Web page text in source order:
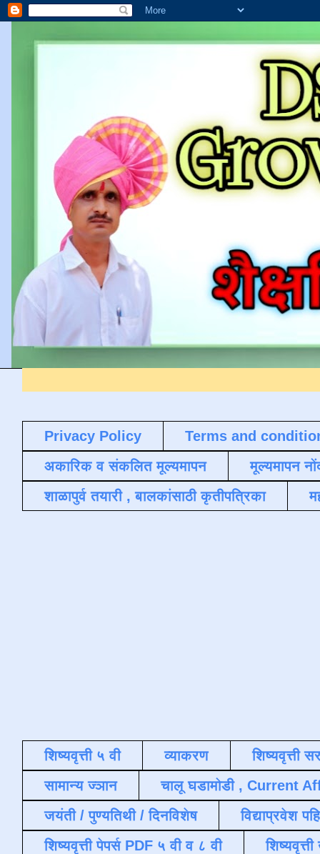
Privacy Policy
Terms and
अकारिक व संकलित मूल्यमापन
मूल्यमापन
शाळापुर्व तयारी , बालकांसाठी कृतीपत्रिका
शिष्यवृत्ती ५ वी व्याकरण
शिष्यवृत्ती
सामान्य ज्ञान
चालू घडामोडी , Current
जयंती / पुण्यतिथी / दिनविशेष
विद्याप्रवेश
शिष्यवृत्ती पेपर्स PDF ५ वी व ८ वी